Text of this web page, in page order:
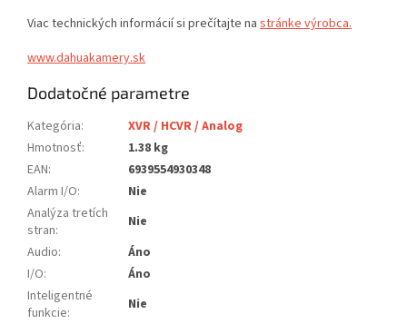
Viac technických informácií si prečítajte na stránke výrobca.
www.dahuakamery.sk
Dodatočné parametre
Kategória:
XVR / HCVR / Analog
Hmotnosť:
1.38 kg
EAN:
6939554930348
Alarm I/O:
Nie
Analýza tretích
stran:
Nie
Audio:
Áno
I/O:
Áno
Inteligentné
funkcie:
Nie